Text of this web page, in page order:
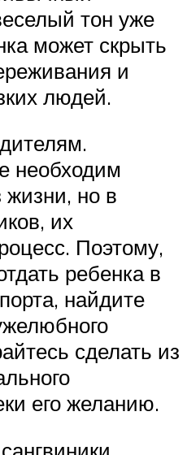
тон уже
может скрыть
и
людей.
необходим
но в
их
Поэтому,
ребенка в
найдите
сделать из
его желанию.